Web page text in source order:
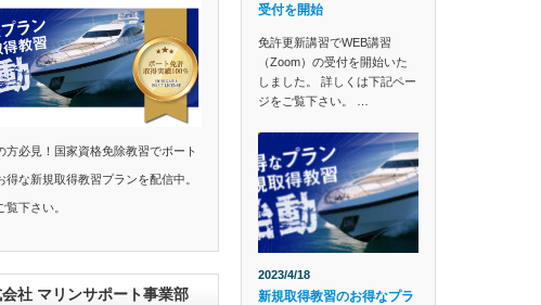
方必見！国家資格免除教習でボート
得な新規取得教習プランを配信中。
下さい。
社 マリンサポート事業部
受付を開始
免許更新講習でWEB講習
（Zoom）の受付を開始いた
しました。 詳しくは下記ペー
ジをご覧下さい。 …
2023/4/18
新規取得教習のお得なプラ